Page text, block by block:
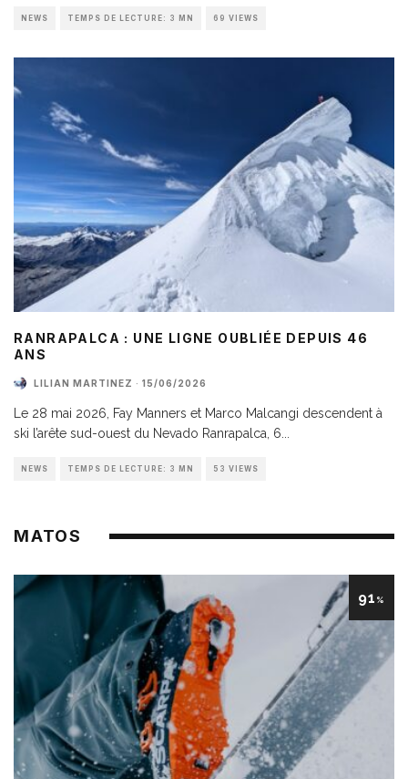
NEWS TEMPS DE LECTURE: 3 MN 69 VIEWS
RANRAPALCA : UNE LIGNE OUBLIÉE DEPUIS 46
ANS
LILIAN MARTINEZ · 15/06/2026
Le 28 mai 2026, Fay Manners et Marco Malcangi descendent à
ski l’arête sud-ouest du Nevado Ranrapalca, 6
NEWS TEMPS DE LECTURE: 3 MN 53 VIEWS
MATOS
91 %